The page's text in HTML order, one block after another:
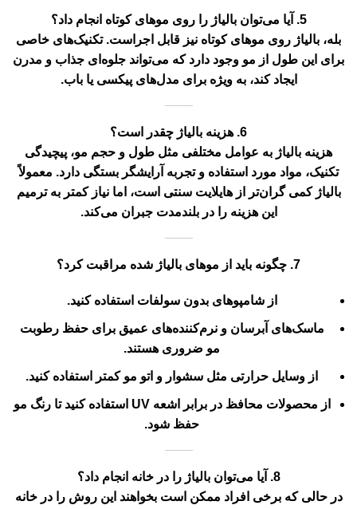
5. آیا می‌توان بالیاژ را روی موهای کوتاه انجام داد؟
بله، بالیاژ روی موهای کوتاه نیز قابل اجراست. تکنیک‌های خاصی
برای این طول از مو وجود دارد که می‌تواند جلوه‌ای جذاب و مدرن
ایجاد کند، به ویژه برای مدل‌های پیکسی یا باب.
6. هزینه بالیاژ چقدر است؟
هزینه بالیاژ به عوامل مختلفی مثل طول و حجم مو، پیچیدگی
تکنیک، مواد مورد استفاده و تجربه آرایشگر بستگی دارد. معمولاً
بالیاژ کمی گران‌تر از هایلایت سنتی است، اما نیاز کمتر به ترمیم
این هزینه را در بلندمدت جبران می‌کند.
7. چگونه باید از موهای بالیاژ شده مراقبت کرد؟
از شامپوهای بدون سولفات استفاده کنید.
ماسک‌های آبرسان و نرم‌کننده‌های عمیق برای حفظ رطوبت
مو ضروری هستند.
از وسایل حرارتی مثل سشوار و اتو مو کمتر استفاده کنید.
از محصولات محافظ در برابر اشعه UV استفاده کنید تا رنگ مو
حفظ شود.
8. آیا می‌توان بالیاژ را در خانه انجام داد؟
در حالی که برخی افراد ممکن است بخواهند این روش را در خانه